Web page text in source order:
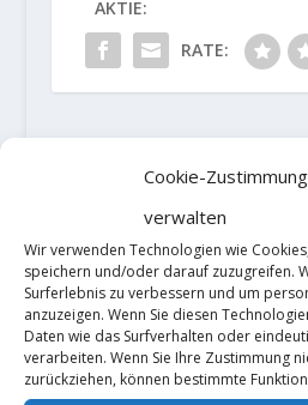
Cookie-Zustimmung
verwalten
Wir verwenden Technologien wie
speichern und/oder darauf zuzugreifen.
Surferlebnis zu verbessern und um
anzuzeigen. Wenn Sie diesen
Daten wie das Surfverhalten oder
verarbeiten. Wenn Sie Ihre Zustimmung
zurückziehen, können bestimmte
AKTIE:
RATE:
VORHERIGE
Celebrate
Gravity –
Austrialpin Foto
Contest
ZUSAMMENHÄNGENDE